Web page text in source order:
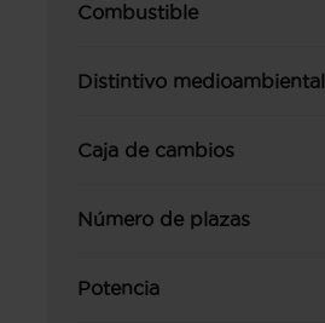
Combustible
Distintivo medioambiental
Caja de cambios
Número de plazas
Potencia